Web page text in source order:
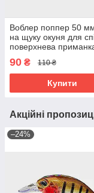
Воблер поппер 50
на щуку окуня для
поверхнева
жаба поппер 89-8
90 ₴ 110 ₴
Купити
Акційні
–24%